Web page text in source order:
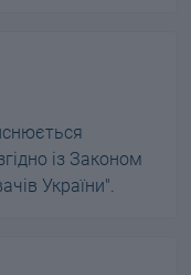
із Законом
України".